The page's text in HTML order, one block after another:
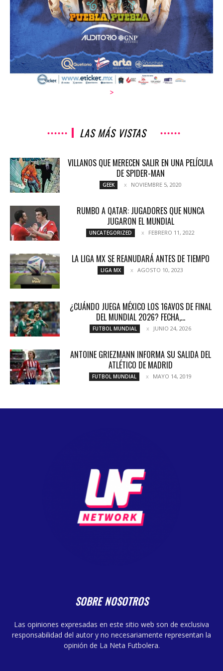
>
LAS MÁS VISTAS
VILLANOS QUE MERECEN SALIR EN UNA PELÍCULA
DE SPIDER-MAN
GEEK NOVIEMBRE 5, 2020
RUMBO A QATAR: JUGADORES QUE NUNCA
JUGARON EL MUNDIAL
UNCATEGORIZED FEBRERO 11, 2022
LA LIGA MX SE REANUDARÁ ANTES DE TIEMPO
LIGA MX AGOSTO 10, 2023
¿CUÁNDO JUEGA MÉXICO LOS 16AVOS DE FINAL
DEL MUNDIAL 2026? FECHA,...
FUTBOL MUNDIAL JUNIO 24, 2026
ANTOINE GRIEZMANN INFORMA SU SALIDA DEL
ATLÉTICO DE MADRID
FUTBOL MUNDIAL MAYO 14, 2019
SOBRE NOSOTROS
Las opiniones expresadas en este sitio web son de exclusiva
responsabilidad del autor y no necesariamente representan la
opinión de La Neta Futbolera.